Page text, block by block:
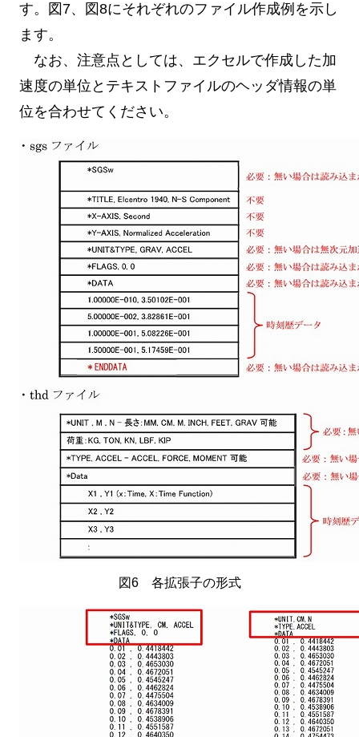
す。図7、図8にそれぞれのファイル作成例を示し
ます。
なお、注意点としては、エクセルで作成した加
速度の単位とテキストファイルのヘッダ情報の単
位を合わせてください。
図6 各拡張子の形式